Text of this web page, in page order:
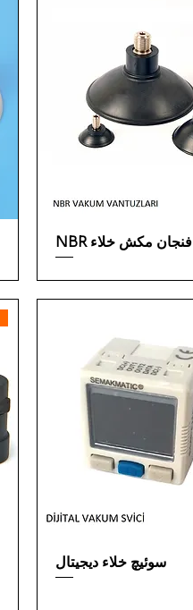
فنجان مکش خلاء NBR
سوئیچ خلاء دیجیتال